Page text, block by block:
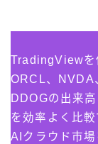
TradingViewを
ORCL、NVDA
DDOGの出来
を効率よく比較
AIクラウド市